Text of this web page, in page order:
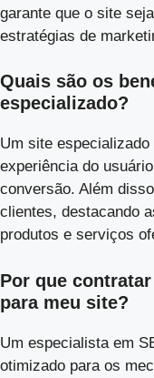
garante que o site
estratégias de
Quais são os
especializado?
Um site
experiência do
conversão. Além
clientes, destacando
produtos e serviços
Por que
para meu site?
Um especialista em
otimizado para os